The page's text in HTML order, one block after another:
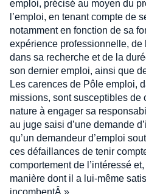
emploi, précisé au moyen du
l’emploi, en tenant compte de
notamment en fonction de sa
expérience professionnelle, de
dans sa recherche et de la
son dernier emploi, ainsi que
Les carences de Pôle emploi,
missions, sont susceptibles de
nature à engager sa
au juge saisi d’une demande
qu’un demandeur d’emploi
ces défaillances de tenir
comportement de l’intéressé
manière dont il a lui-même